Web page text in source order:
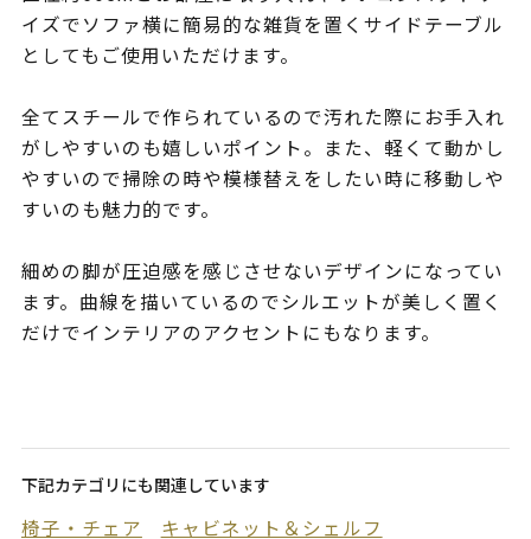
イズでソファ横に簡易的な雑貨を置くサイドテーブル
としてもご使用いただけます。
全てスチールで作られているので汚れた際にお手入れ
がしやすいのも嬉しいポイント。また、軽くて動かし
やすいので掃除の時や模様替えをしたい時に移動しや
すいのも魅力的です。
細めの脚が圧迫感を感じさせないデザインになってい
ます。曲線を描いているのでシルエットが美しく置く
だけでインテリアのアクセントにもなります。
下記カテゴリにも関連しています
椅子・チェア キャビネット＆シェルフ